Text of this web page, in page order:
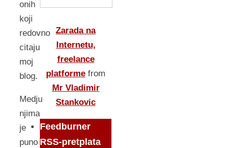
onih
koji
redovno
citaju
moj
blog.
Medju
njima
je
puno
Zarada na
Internetu,
freelance
platforme from
Mr Vladimir
Stankovic
Feedburner
RSS-pretplata